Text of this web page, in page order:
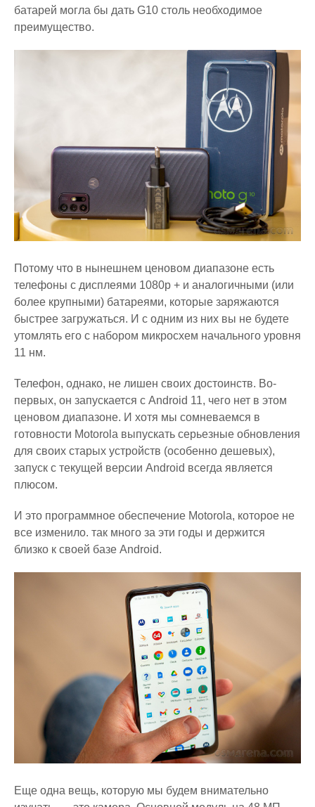
батарей могла бы дать G10 столь необходимое
преимущество.
Потому что в нынешнем ценовом диапазоне есть
телефоны с дисплеями 1080p + и аналогичными (или
более крупными) батареями, которые заряжаются
быстрее загружаться. И с одним из них вы не будете
утомлять его с набором микросхем начального уровня
11 нм.
Телефон, однако, не лишен своих достоинств. Во-
первых, он запускается с Android 11, чего нет в этом
ценовом диапазоне. И хотя мы сомневаемся в
готовности Motorola выпускать серьезные обновления
для своих старых устройств (особенно дешевых),
запуск с текущей версии Android всегда является
плюсом.
И это программное обеспечение Motorola, которое не
все изменило. так много за эти годы и держится
близко к своей базе Android.
Еще одна вещь, которую мы будем внимательно